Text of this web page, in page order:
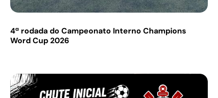
4ª rodada do Campeonato Interno Champions
Word Cup 2026